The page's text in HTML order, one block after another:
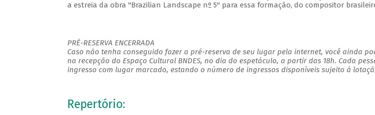
a estreia da obra "Brazilian Landscape nº 5" para essa formação, do compositor
PRÉ-RESERVA ENCERRADA
Caso não tenha conseguido fazer a pré-reserva de seu lugar pela internet, você ainda
na recepção do Espaço Cultural BNDES, no dia do espetáculo, a partir das 18h. Cada
ingresso com lugar marcado, estando o número de ingressos disponíveis sujeito à
Repertório: